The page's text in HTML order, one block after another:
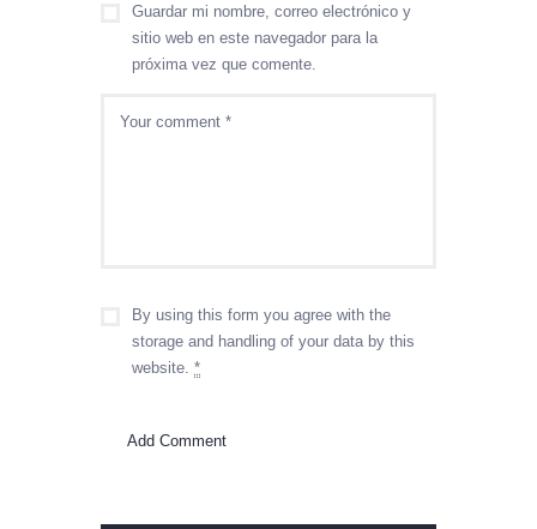
Guardar mi nombre, correo electrónico y
sitio web en este navegador para la
próxima vez que comente.
By using this form you agree with the
storage and handling of your data by this
website. *